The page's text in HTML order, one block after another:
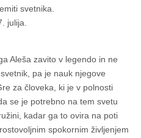
svetnika.
julija.
Aleša zavito v legendo in ne
pa je nauk njegove
za človeka, ki je v polnosti
se je potrebno na tem svetu
kadar ga to ovira na poti
spokornim življenjem